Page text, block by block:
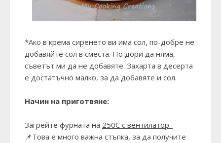
*Ако в крема сиренето ви има сол, по-добре не
добавяйте сол в сместа. Но дори да няма,
съветът ми да не добавяте. Захарта в десерта
е достатъчно малко, за да добавяте и сол.
Начин на приготвяне:
Загрейте фурната на 250С с вентилатор.
📌Това е много важна стъпка, за да получите